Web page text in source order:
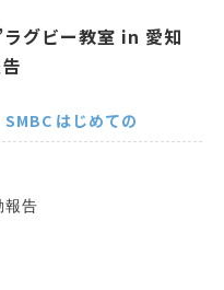
グビー教室 in 愛知
SMBC はじめての